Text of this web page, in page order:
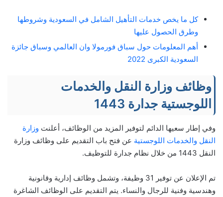
كل ما يخص خدمات التأهيل الشامل في السعودية وشروطها
وطرق الحصول عليها
أهم المعلومات حول سباق فورمولا وان العالمي وسباق جائزة
السعودية الكبرى 2022
وظائف وزارة النقل والخدمات
اللوجستية جدارة 1443
وفي إطار سعيها الدائم لتوفير المزيد من الوظائف، أعلنت وزارة
النقل والخدمات اللوجستية عن فتح باب التقديم على وظائف وزارة
النقل 1443 من خلال نظام جدارة للتوظيف.
تم الإعلان عن توفير 31 وظيفة، وتشمل وظائف إدارية وقانونية
وهندسية وفنية للرجال والنساء. يتم التقديم على الوظائف الشاغرة